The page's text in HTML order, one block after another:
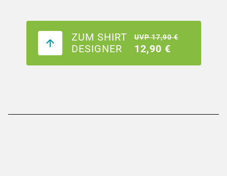
ZUM SHIRT
DESIGNER
UVP 17,90 €
12,90 €